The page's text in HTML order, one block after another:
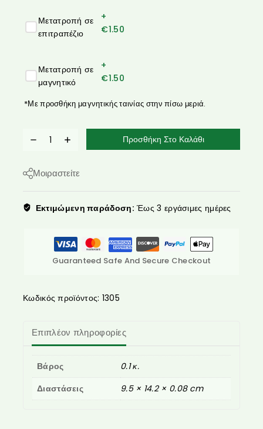
Μετατροπή σε
επιτραπέζιο
+
€1.50
Μετατροπή σε
μαγνητικό
+
€1.50
*Με προσθήκη μαγνητικής ταινίας στην πίσω μεριά.
Προσθήκη Στο Καλάθι
Μοιραστείτε
Εκτιμώμενη παράδοση: Έως 3 εργάσιμες ημέρες
Guaranteed Safe And Secure Checkout
Κωδικός προϊόντος: 1305
Επιπλέον πληροφορίες
Βάρος
0.1 κ.
Διαστάσεις
9.5 × 14.2 × 0.08 cm